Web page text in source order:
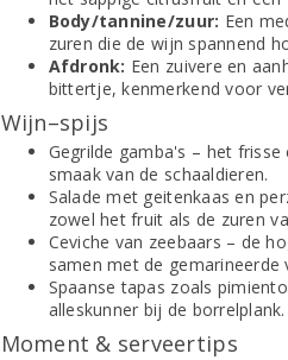
Body/tannine/zuur: Een
zuren die de wijn spannend
Afdronk: Een zuivere en
bittertje, kenmerkend voor
Wijn–spijs
Gegrilde gamba's – het
smaak van de schaaldieren.
Salade met geitenkaas en
zowel het fruit als de zuren
Ceviche van zeebaars – de
samen met de gemarineerde
Spaanse tapas zoals
alleskunner bij de borrelplank.
Moment & serveertips